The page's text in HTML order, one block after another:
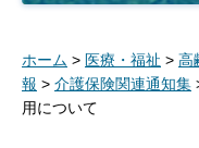
ホーム > 医療・福祉 > 高
報 > 介護保険関連通知集
用について